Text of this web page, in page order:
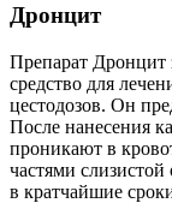
Дронцит
Препарат Дронцит
средство для
цестодозов. Он
После нанесения
проникают в
частями
в кратчайшие